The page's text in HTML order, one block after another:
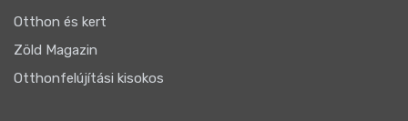
Otthon és kert
Zöld Magazin
Otthonfelújítási kisokos